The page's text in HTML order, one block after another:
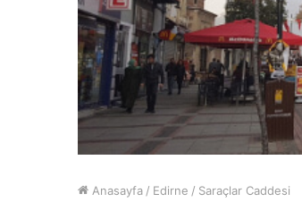
Anasayfa / Edirne / Saraçlar Caddesi